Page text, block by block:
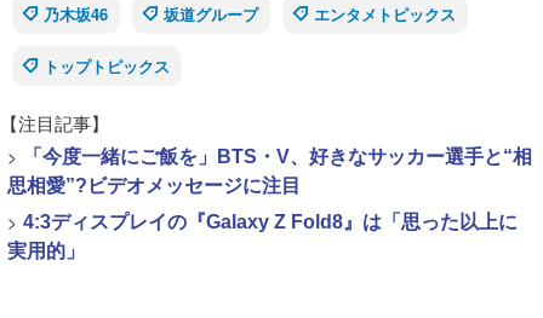
乃木坂46
坂道グループ エンタメトピックス
トップトピックス
【注目記事】
>
「今度一緒にご飯を」BTS・V、好きなサッカー選手と“相
思相愛”?ビデオメッセージに注目
> 4:3ディスプレイの『Galaxy Z Fold8』は「思った以上に
実用的」